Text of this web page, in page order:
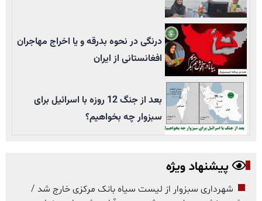
درنگی در نحوه بدرقه و یا اخراج مهاجران
افغانستانی از ایران
بعد از جنگ 12 روزه با اسرائیل برای
سبزوار چه بخواهیم؟
پیشنهاد ویژه
شهرداری سبزوار از لیست سیاه بانک مرکزی خارج شد /